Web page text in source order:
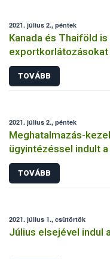
2021. július 2., péntek
Kanada és Thaiföld
exportkorlátozásokat
TOVÁBB
2021. július 2., péntek
Meghatalmazás-
ügyintézéssel indult
TOVÁBB
2021. július 1., csütörtök
Július elsejével indul